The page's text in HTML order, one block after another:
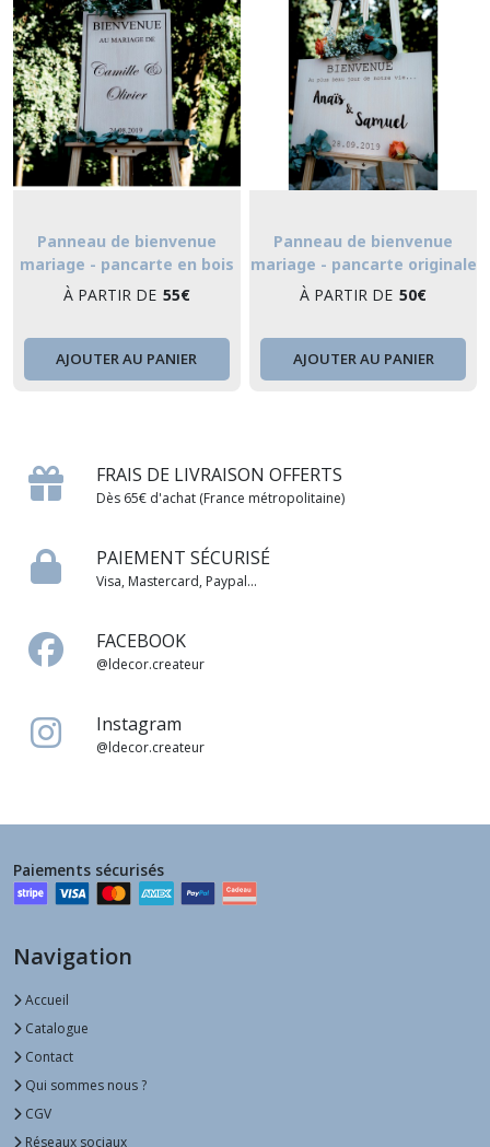
Panneau de bienvenue
mariage - pancarte en bois
mariage
À PARTIR DE 55€
AJOUTER AU PANIER
Panneau de bienvenue
mariage - pancarte originale
en bois pour cérémonie
À PARTIR DE 50€
AJOUTER AU PANIER
FRAIS DE LIVRAISON OFFERTS
Dès 65€ d'achat (France métropolitaine)
PAIEMENT SÉCURISÉ
Visa, Mastercard, Paypal...
FACEBOOK
@ldecor.createur
Instagram
@ldecor.createur
Paiements sécurisés
Navigation
Accueil
Catalogue
Contact
Qui sommes nous ?
CGV
Réseaux sociaux